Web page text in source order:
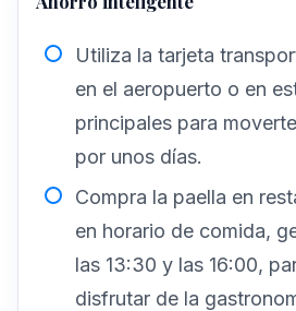
Utiliza la tarjeta
en el aeropuerto o en
principales para
por unos días.
Compra la paella en
en horario de comida,
las 13:30 y las 16:00,
disfrutar de la